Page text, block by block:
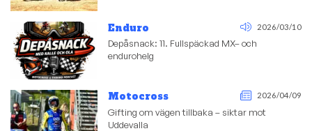
Enduro 2026/03/10
Depåsnack: 11. Fullspäckad MX– och
endurohelg
Motocross 2026/04/09
Gifting om vägen tillbaka – siktar mot
Uddevalla